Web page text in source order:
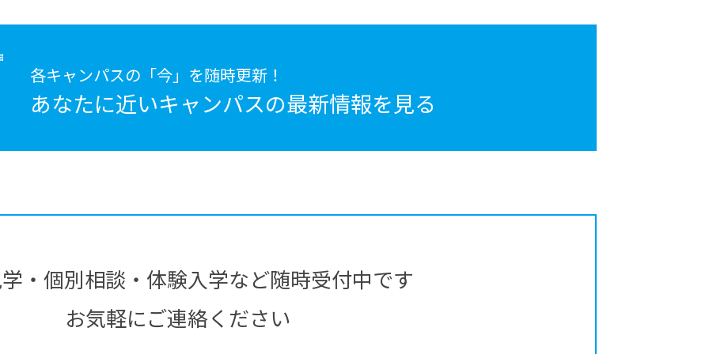
各キャンパスの「今」を随時更新！
あなたに近いキャンパスの最新情報を見る
・個別相談・体験入学など随時受付中です
お気軽にご連絡ください